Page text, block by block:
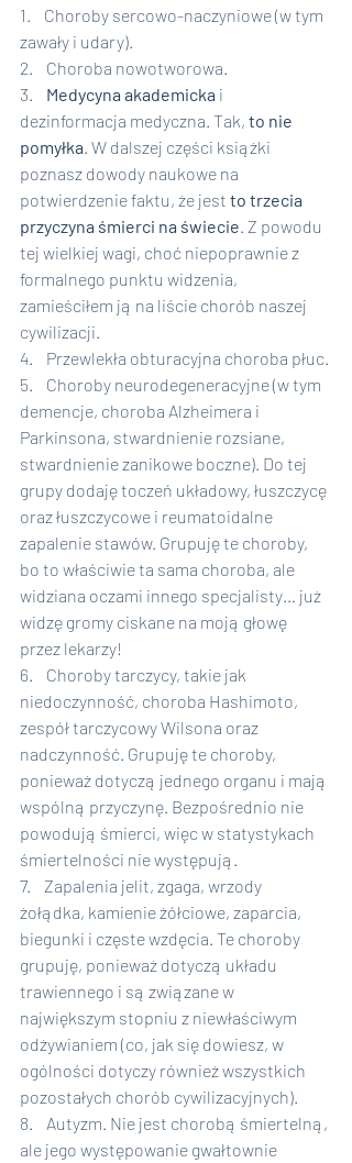
1.    Choroby sercowo-naczyniowe (w tym
zawały i udary).
2.    Choroba nowotworowa.
3. Medycyna akademicka i
dezinformacja medyczna. Tak, to nie
pomyłka. W dalszej części książki
poznasz dowody naukowe na
potwierdzenie faktu, że jest to trzecia
przyczyna śmierci na świecie. Z powodu
tej wielkiej wagi, choć niepoprawnie z
formalnego punktu widzenia,
zamieściłem ją na liście chorób naszej
cywilizacji.
4.    Przewlekła obturacyjna choroba płuc.
5.    Choroby neurodegeneracyjne (w tym
demencje, choroba Alzheimera i
Parkinsona, stwardnienie rozsiane,
stwardnienie zanikowe boczne). Do tej
grupy dodaję toczeń układowy, łuszczycę
oraz łuszczycowe i reumatoidalne
zapalenie stawów. Grupuję te choroby,
bo to właściwie ta sama choroba, ale
widziana oczami innego specjalisty… już
widzę gromy ciskane na moją głowę
przez lekarzy!
6.    Choroby tarczycy, takie jak
niedoczynność, choroba Hashimoto,
zespół tarczycowy Wilsona oraz
nadczynność. Grupuję te choroby,
ponieważ dotyczą jednego organu i mają
wspólną przyczynę. Bezpośrednio nie
powodują śmierci, więc w statystykach
śmiertelności nie występują.
7.    Zapalenia jelit, zgaga, wrzody
żołądka, kamienie żółciowe, zaparcia,
biegunki i częste wzdęcia. Te choroby
grupuję, ponieważ dotyczą układu
trawiennego i są związane w
największym stopniu z niewłaściwym
odżywianiem (co, jak się dowiesz, w
ogólności dotyczy również wszystkich
pozostałych chorób cywilizacyjnych).
8.    Autyzm. Nie jest chorobą śmiertelną,
ale jego występowanie gwałtownie